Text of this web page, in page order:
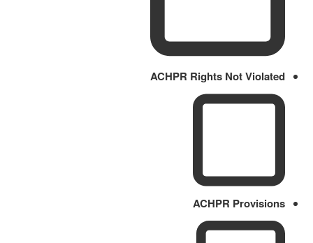
ACHPR Rights Not Violated
ACHPR Provisions